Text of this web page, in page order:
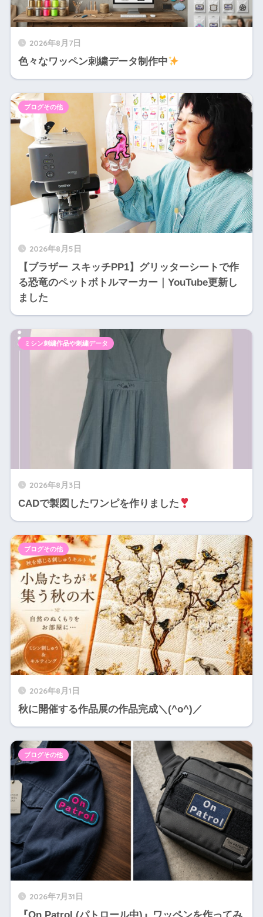
2026年8月7日
色々なワッペン刺繍データ制作中
2026年8月5日
【ブラザー スキッチPP1】グリッターシートで作
る恐竜のペットボトルマーカー｜YouTube更新し
ました
ブログその他
2026年8月3日
CADで製図したワンピを作りました
ミシン刺繍作品や刺繍データ
2026年8月1日
秋に開催する作品展の作品完成＼(^o^)／
ブログその他
2026年7月31日
『On Patrol (パトロール中)』ワッペンを作ってみ
ブログその他